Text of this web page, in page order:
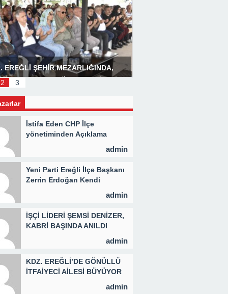
EREĞLİ ŞEHİR MEZARLIĞINDA,
PROGRAMI DÜZENLENDİ 3 BİN
2 3
İstifa Eden CHP İlçe
yönetiminden Açıklama
admin
Yeni Parti Ereğli İlçe Başkanı
Zerrin Erdoğan Kendi
admin
İŞÇİ LİDERİ ŞEMSİ DENİZER,
KABRİ BAŞINDA ANILDI
admin
KDZ. EREĞLİ’DE GÖNÜLLÜ
İTFAİYECİ AİLESİ BÜYÜYOR
admin